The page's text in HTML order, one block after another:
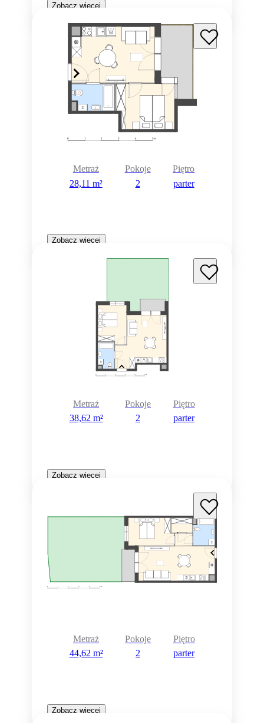
Zobacz więcej
Metraż
28,11 m²
Pokoje
2
Piętro
parter
Zobacz więcej
Metraż
38,62 m²
Pokoje
2
Piętro
parter
Zobacz więcej
Metraż
44,62 m²
Pokoje
2
Piętro
parter
Zobacz więcej